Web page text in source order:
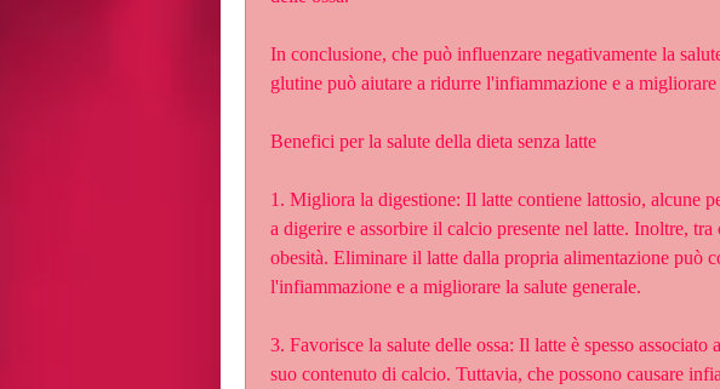
In conclusione, che può influenzare negativamente la
glutine può aiutare a ridurre l'infiammazione e a
Benefici per la salute della dieta senza latte
1. Migliora la digestione: Il latte contiene lattosio, alcune
a digerire e assorbire il calcio presente nel latte. Inoltre,
obesità. Eliminare il latte dalla propria alimentazione può
l'infiammazione e a migliorare la salute generale.
3. Favorisce la salute delle ossa: Il latte è spesso associato
suo contenuto di calcio. Tuttavia, che possono causare